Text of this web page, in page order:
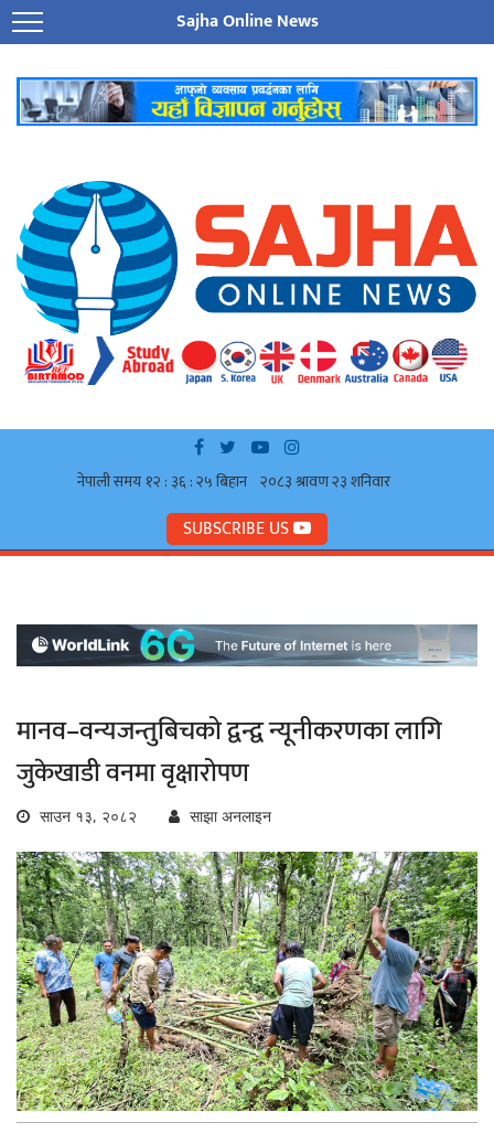
Sajha Online News
SUBSCRIBE US
मानव–वन्यजन्तुबिचको द्वन्द्व न्यूनीकरणका लागि
जुकेखाडी वनमा वृक्षारोपण
साउन १३, २०८२ साझा अनलाइन